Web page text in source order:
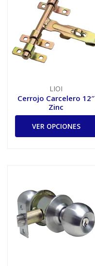
LIOI
Cerrojo Carcelero 12″
Zinc
VER OPCIONES